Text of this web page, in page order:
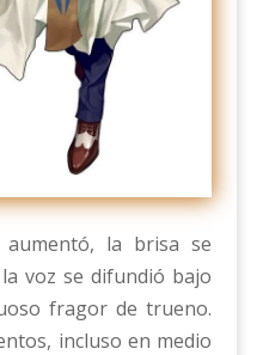
la brisa se
voz se difundió bajo
fragor de trueno.
incluso en medio